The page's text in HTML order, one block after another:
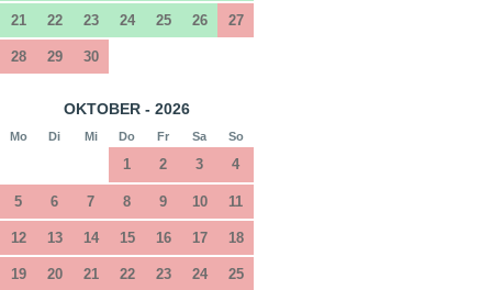
21 22 23 24 25 26 27
28 29 30
OKTOBER - 2026
Mo Di Mi Do Fr Sa So
1 2 3 4
5 6 7 8 9 10 11
12 13 14 15 16 17 18
19 20 21 22 23 24 25